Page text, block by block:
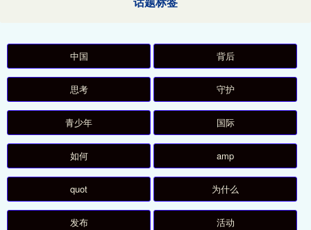
中国 背后
思考 守护
青少年 国际
如何 amp
quot 为什么
发布 活动